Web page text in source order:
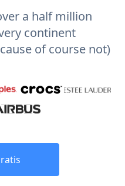
a half million
continent
of course not)